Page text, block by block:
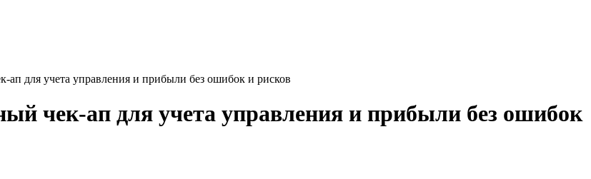
ап для учета управления и прибыли без ошибок и рисков
чек-ап для учета управления и прибыли без ошибок